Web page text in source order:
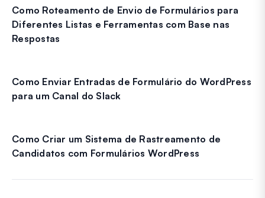
Como Roteamento de Envio de Formulários para
Diferentes Listas e Ferramentas com Base nas
Respostas
Como Enviar Entradas de Formulário do WordPress
para um Canal do Slack
Como Criar um Sistema de Rastreamento de
Candidatos com Formulários WordPress